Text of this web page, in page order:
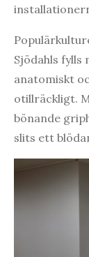
Sjödahls fylls
anatomiskt
otillräckligt.
bönande
slits ett